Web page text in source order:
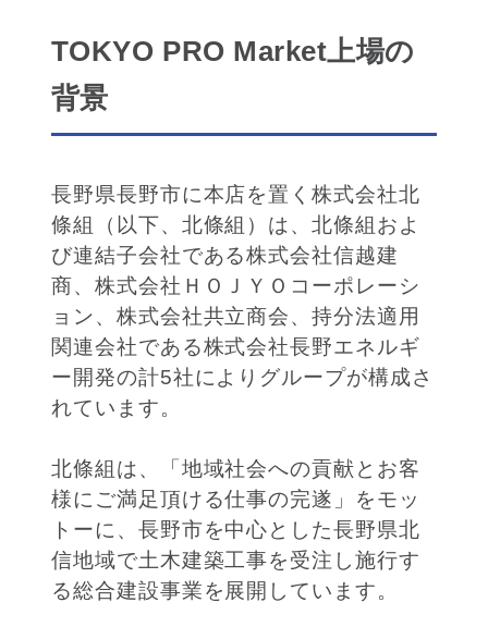
TOKYO PRO Market上場の
背景
長野県長野市に本店を置く株式会社北
條組（以下、北條組）は、北條組およ
び連結子会社である株式会社信越建
商、株式会社ＨＯＪＹＯコーポレーシ
ョン、株式会社共立商会、持分法適用
関連会社である株式会社長野エネルギ
ー開発の計5社によりグループが構成さ
れています。
北條組は、「地域社会への貢献とお客
様にご満足頂ける仕事の完遂」をモッ
トーに、長野市を中心とした長野県北
信地域で土木建築工事を受注し施行す
る総合建設事業を展開しています。